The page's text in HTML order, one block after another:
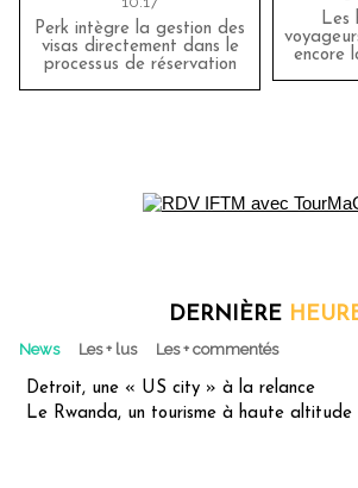
Perk intègre la gestion des
visas directement dans le
processus de réservation
Les
encore
DERNIÈRE
News Les + lus Les + commentés
Detroit, une « US city » à la relance
Le Rwanda, un tourisme à haute altitude